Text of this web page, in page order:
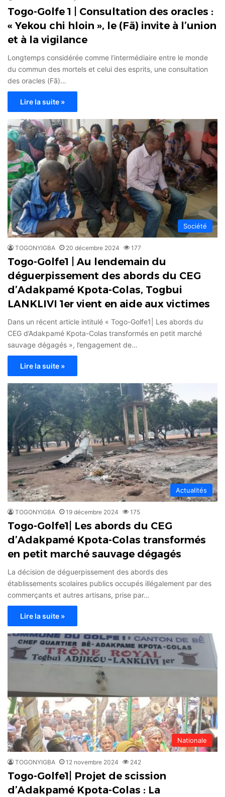
Togo-Golfe 1 | Consultation des oracles :
« Yekou chi hloin », le (Fã) invite à l’union
et à la vigilance
Longtemps considérée comme l’intermédiaire entre le monde
du commun des mortels et celui des esprits, une consultation
des oracles (Fã)…
Lire la suite »
Société
TOGONYIGBA 20 décembre 2024 177
Togo-Golfe1 | Au lendemain du
déguerpissement des abords du CEG
d’Adakpamé Kpota-Colas, Togbui
LANKLIVI 1er vient en aide aux victimes
Dans un récent article intitulé « Togo-Golfe1| Les abords du
CEG d’Adakpamé Kpota-Colas transformés en petit marché
sauvage dégagés », l’engagement de…
Lire la suite »
Actualités
TOGONYIGBA 19 décembre 2024 175
Togo-Golfe1| Les abords du CEG
d’Adakpamé Kpota-Colas transformés
en petit marché sauvage dégagés
La décision de déguerpissement des abords des
établissements scolaires publics occupés illégalement par des
commerçants et autres artisans, prise par…
Lire la suite »
Nationale
TOGONYIGBA 12 novembre 2024 242
Togo-Golfe1| Projet de scission
d’Adakpamé Kpota-Colas : La